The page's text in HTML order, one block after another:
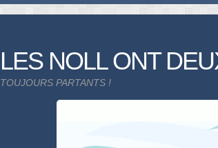
LES NOLL ONT
TOUJOURS PARTANTS !